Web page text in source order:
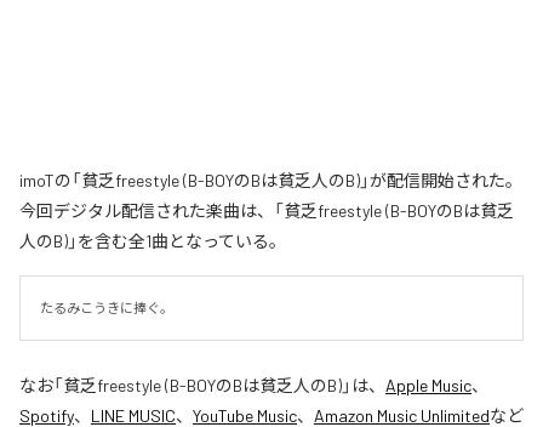
imoTの「貧乏freestyle (B-BOYのBは貧乏人のB)」が配信開始された。
今回デジタル配信された楽曲は、「貧乏freestyle (B-BOYのBは貧乏
人のB)」を含む全1曲となっている。
たるみこうきに捧ぐ。
なお「貧乏freestyle (B-BOYのBは貧乏人のB)」は、 Apple Music、
Spotify、 LINE MUSIC、 YouTube Music、 Amazon Music Unlimitedなど